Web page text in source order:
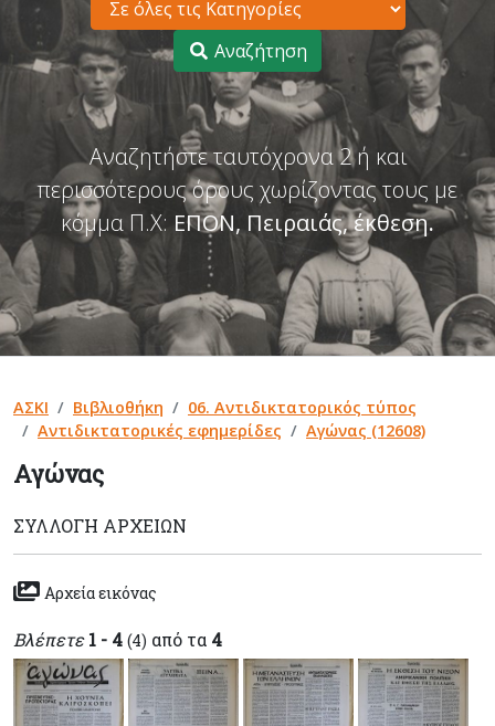
Αναζήτηση
Αναζητήστε ταυτόχρονα 2 ή και
περισσότερους όρους χωρίζοντας τους με
κόμμα Π.Χ: ΕΠΟΝ, Πειραιάς, έκθεση.
ΑΣΚΙ Βιβλιοθήκη
06. Αντιδικτατορικός τύπος
Αντιδικτατορικές εφημερίδες
Αγώνας (12608)
Αγώνας
ΣΥΛΛΟΓΉ ΑΡΧΕΊΩΝ
Αρχεία εικόνας
Βλέπετε 1 - 4 (4) από τα 4